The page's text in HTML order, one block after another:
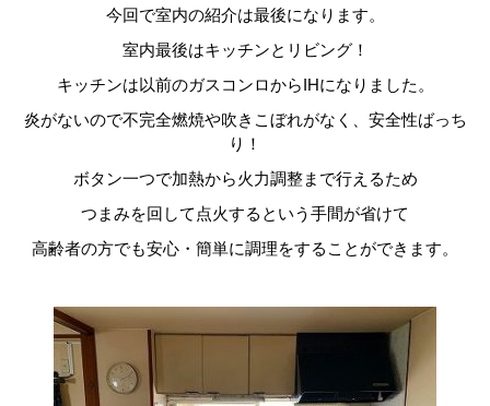
今回で室内の紹介は最後になります。
室内最後はキッチンとリビング！
キッチンは以前のガスコンロから IHになりました。
炎がないので不完全燃焼や吹きこぼれがなく、安全性ばっち
り！
ボタン一つで加熱から火力調整まで行えるため
つまみを回して点火するという手間が省けて
高齢者の方でも安心・簡単に調理をすることができます。